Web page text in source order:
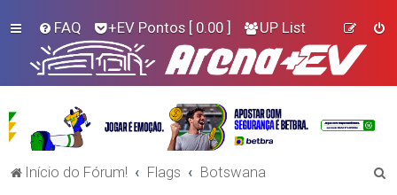
FAQ +EV Pontos [ 0.00 ] UP List
Início do Fórum! Flags Botswana